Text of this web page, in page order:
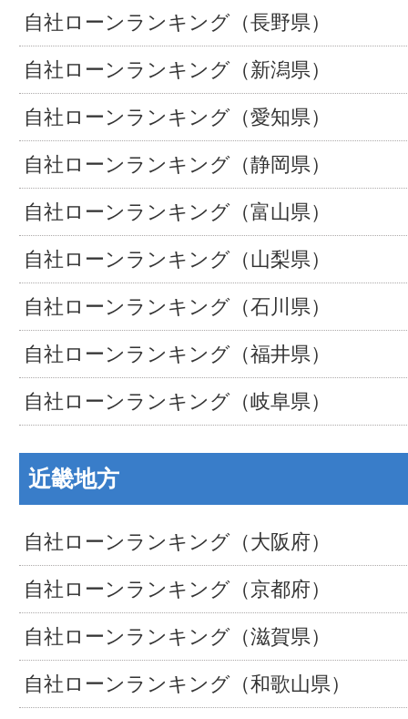
自社ローンランキング（長野県）
自社ローンランキング（新潟県）
自社ローンランキング（愛知県）
自社ローンランキング（静岡県）
自社ローンランキング（富山県）
自社ローンランキング（山梨県）
自社ローンランキング（石川県）
自社ローンランキング（福井県）
自社ローンランキング（岐阜県）
近畿地方
自社ローンランキング（大阪府）
自社ローンランキング（京都府）
自社ローンランキング（滋賀県）
自社ローンランキング（和歌山県）